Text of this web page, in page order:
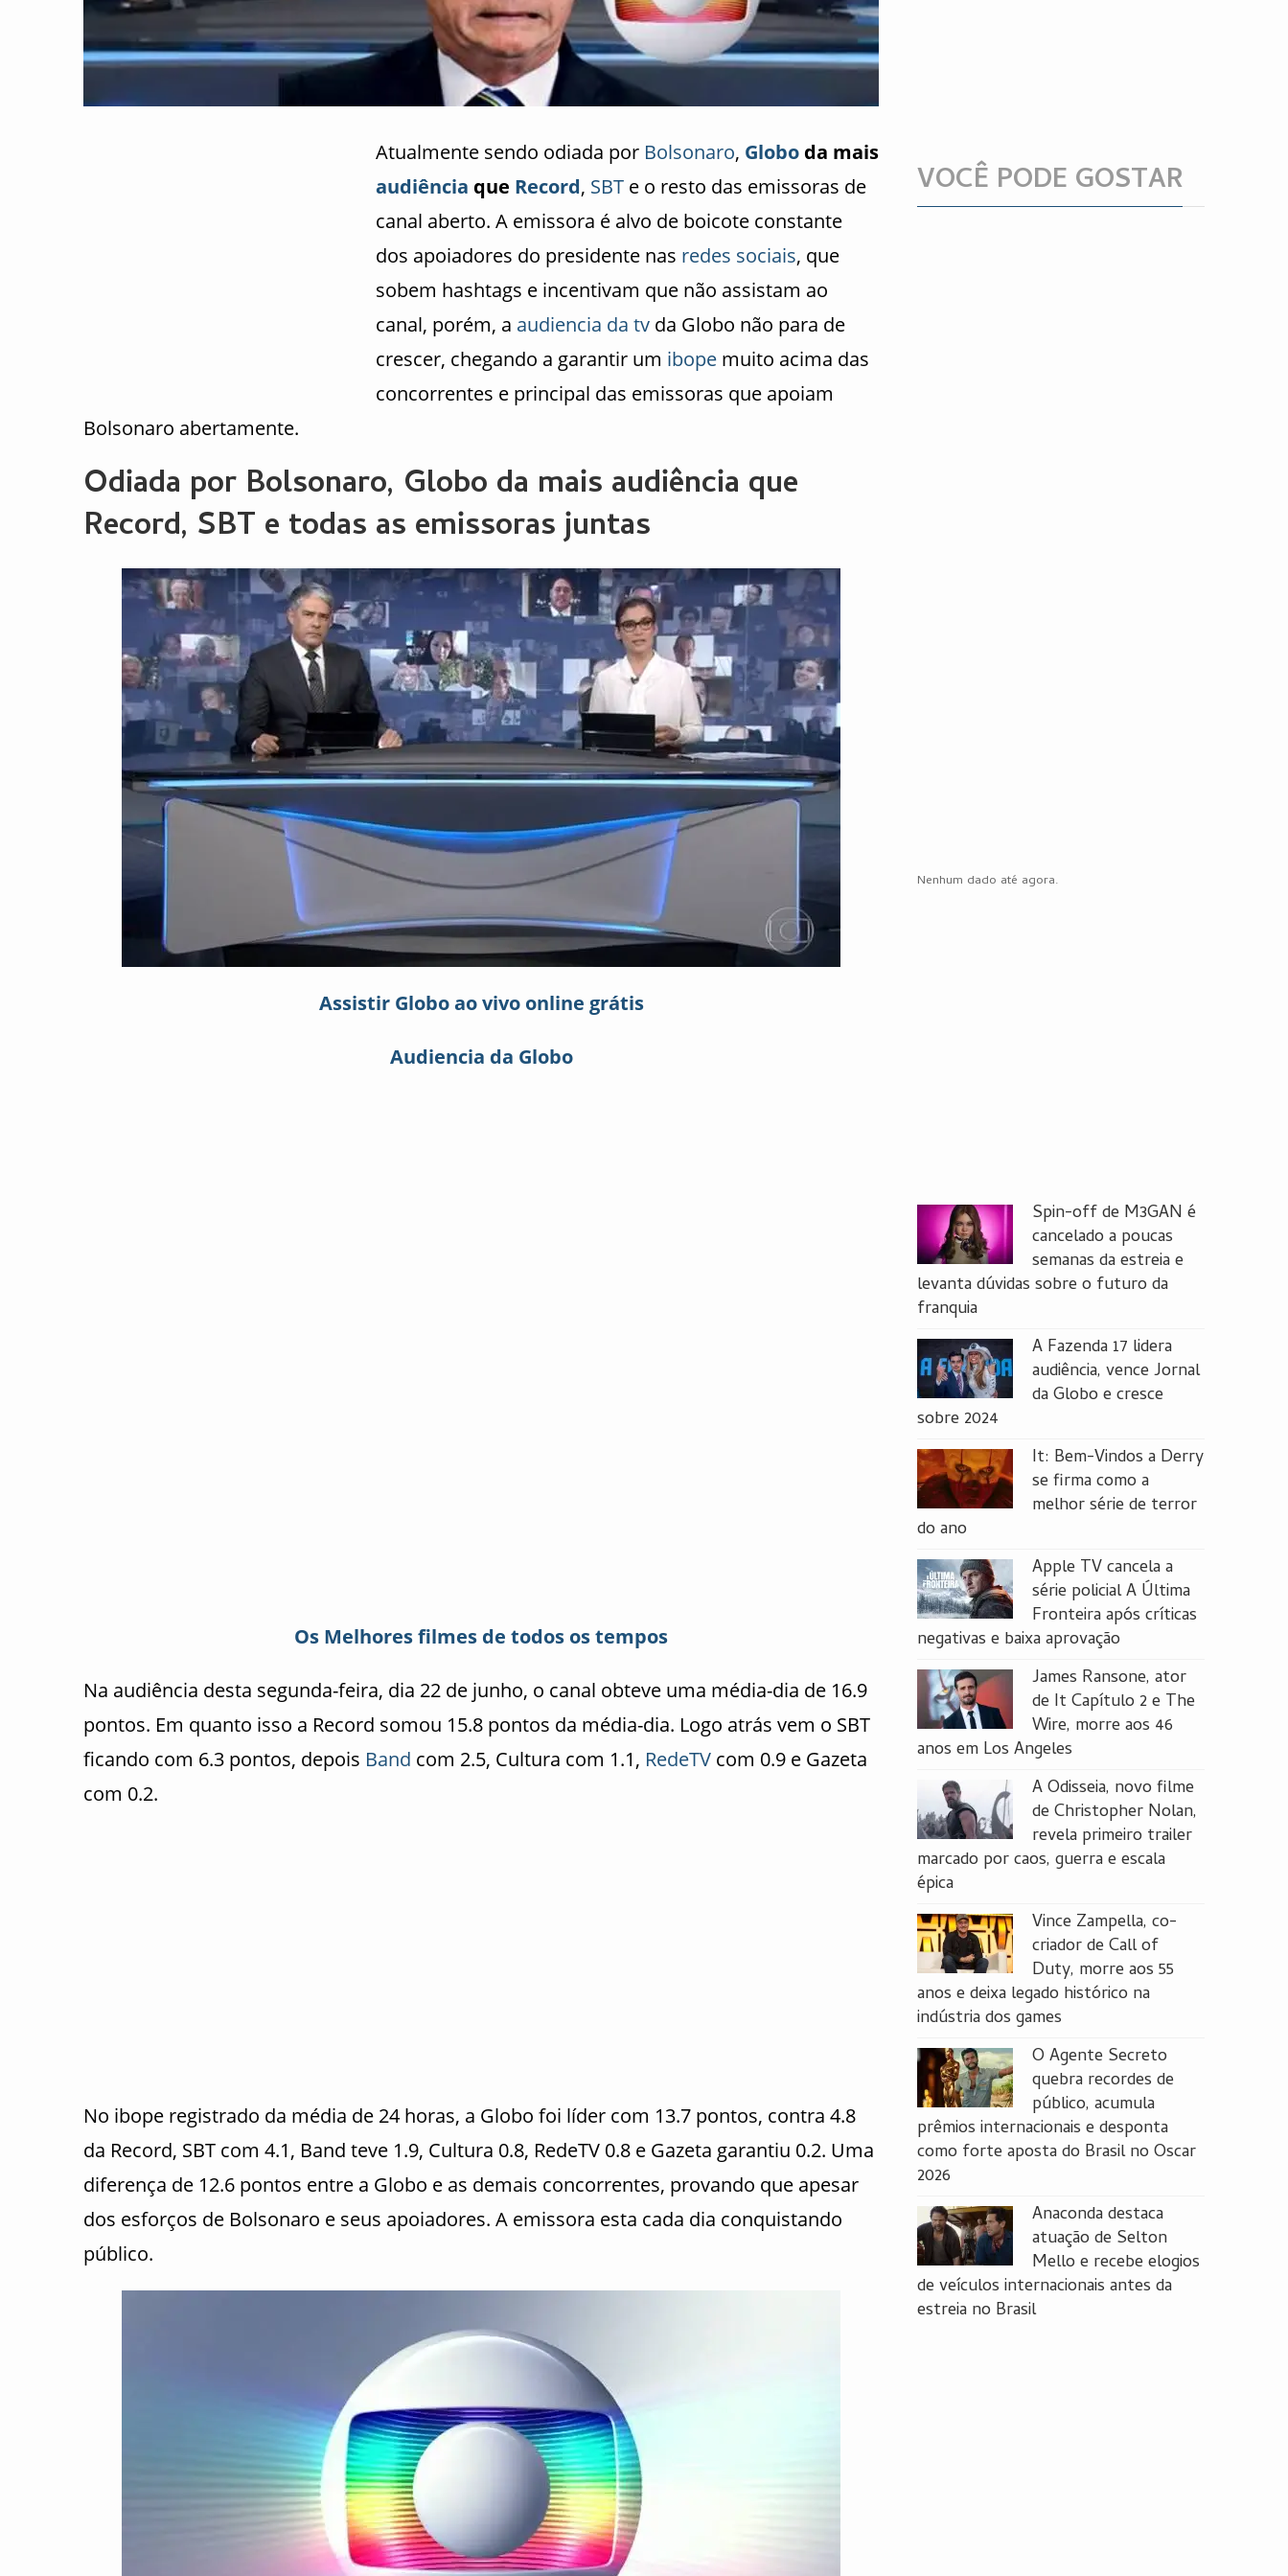
Atualmente sendo odiada por Bolsonaro, Globo da mais
audiência que Record, SBT e o resto das emissoras de
canal aberto. A emissora é alvo de boicote constante
dos apoiadores do presidente nas redes sociais, que
sobem hashtags e incentivam que não assistam ao
canal, porém, a audiencia da tv da Globo não para de
crescer, chegando a garantir um ibope muito acima das
concorrentes e principal das emissoras que apoiam
Bolsonaro abertamente.
Odiada por Bolsonaro, Globo da mais audiência que
Record, SBT e todas as emissoras juntas
Assistir Globo ao vivo online grátis
Audiencia da Globo
Os Melhores filmes de todos os tempos
Na audiência desta segunda-feira, dia 22 de junho, o canal obteve uma média-dia de 16.9
pontos. Em quanto isso a Record somou 15.8 pontos da média-dia. Logo atrás vem o SBT
ficando com 6.3 pontos, depois Band com 2.5, Cultura com 1.1, RedeTV com 0.9 e Gazeta
com 0.2.
No ibope registrado da média de 24 horas, a Globo foi líder com 13.7 pontos, contra 4.8
da Record, SBT com 4.1, Band teve 1.9, Cultura 0.8, RedeTV 0.8 e Gazeta garantiu 0.2. Uma
diferença de 12.6 pontos entre a Globo e as demais concorrentes, provando que apesar
dos esforços de Bolsonaro e seus apoiadores. A emissora esta cada dia conquistando
público.
VOCÊ PODE GOSTAR
Nenhum dado até agora.
Spin-off de M3GAN é
cancelado a poucas
semanas da estreia e
levanta dúvidas sobre o futuro da
franquia
A Fazenda 17 lidera
audiência, vence Jornal
da Globo e cresce
sobre 2024
It: Bem-Vindos a Derry
se firma como a
melhor série de terror
do ano
Apple TV cancela a
série policial A Última
Fronteira após críticas
negativas e baixa aprovação
James Ransone, ator
de It Capítulo 2 e The
Wire, morre aos 46
anos em Los Angeles
A Odisseia, novo filme
de Christopher Nolan,
revela primeiro trailer
marcado por caos, guerra e escala
épica
Vince Zampella, co-
criador de Call of
Duty, morre aos 55
anos e deixa legado histórico na
indústria dos games
O Agente Secreto
quebra recordes de
público, acumula
prêmios internacionais e desponta
como forte aposta do Brasil no Oscar
2026
Anaconda destaca
atuação de Selton
Mello e recebe elogios
de veículos internacionais antes da
estreia no Brasil